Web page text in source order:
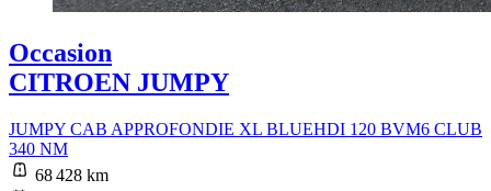
Occasion
CITROEN JUMPY
JUMPY CAB APPROFONDIE XL BLUEHDI 120 BVM6 CLUB
340 NM
68 428 km